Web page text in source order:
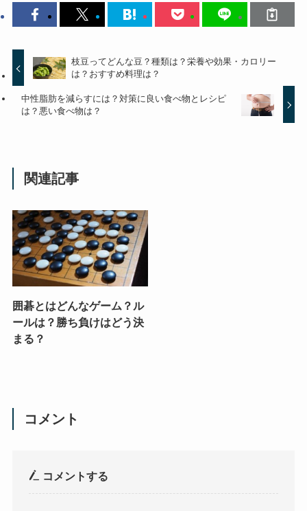
枝豆ってどんな豆？種類は？栄養や効果・カロリー
は？おすすめ料理は？
中性脂肪を減らすには？対策に良い食べ物とレシピ
は？悪い食べ物は？
関連記事
囲碁とはどんなゲーム？ル
ールは？勝ち負けはどう決
まる？
コメント
コメントする